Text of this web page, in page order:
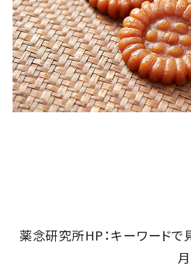
薬念研究所HP：キーワード